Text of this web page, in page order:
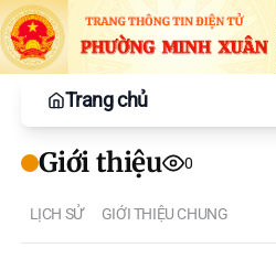
Trang chủ
Giới thiệu 0
LỊCH SỬ GIỚI THIỆU CHUNG